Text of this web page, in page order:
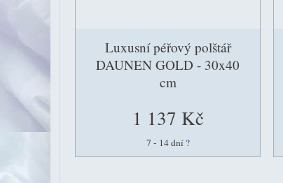
Luxusní péřový polštář
DAUNEN GOLD - 30x40
cm
1 137 Kč
7 - 14 dní ?